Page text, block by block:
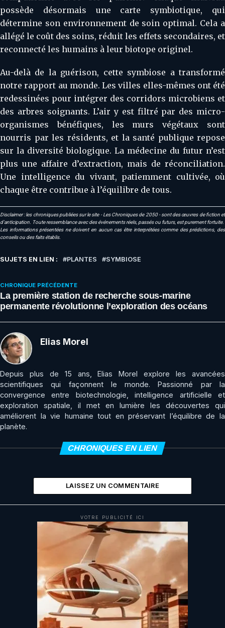
possède désormais une carte symbiotique, qui
détermine son environnement de soin optimal. Cela a
allégé le coût des soins, réduit les effets secondaires, et
reconnecté les humains à leur biotope originel.
Au-delà de la guérison, cette symbiose a transformé
notre rapport au monde. Les villes elles-mêmes ont été
redessinées pour intégrer des corridors microbiens et
des arbres soignants. L’air y est filtré par des micro-
organismes bénéfiques, les murs végétaux sont
nourris par les résidents, et la santé publique repose
sur la diversité biologique. La médecine du futur n’est
plus une affaire d’extraction, mais de réconciliation.
Une intelligence du vivant, patiemment cultivée, où
chaque être contribue à l’équilibre de tous.
Disclaimer : les chroniques publiées sur le site - Les Chroniques de 2050 - sont des œuvres de fiction et
d'anticipation. Toute ressemblance avec des événements réels, passés ou futurs, est purement fortuite.
Les informations présentées ne doivent en aucun cas être interprétées comme des prédictions, des
conseils ou des faits établis.
SUJETS EN LIEN : PLANTES SYMBIOSE
CHRONIQUE PRÉCÉDENTE
La première station de recherche sous-marine
permanente révolutionne l’exploration des océans
Elias Morel
Depuis plus de 15 ans, Elias Morel explore les avancées
scientifiques qui façonnent le monde. Passionné par la
convergence entre biotechnologie, intelligence artificielle et
exploration spatiale, il met en lumière les découvertes qui
améliorent la vie humaine tout en préservant l’équilibre de la
planète.
CHRONIQUES EN LIEN
LAISSEZ UN COMMENTAIRE
VOTRE PUBLICITÉ ICI